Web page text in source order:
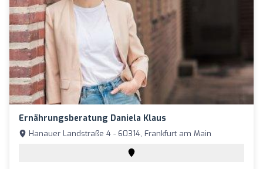
Ernährungsberatung Daniela Klaus
Hanauer Landstraße 4 - 60314, Frankfurt am Main